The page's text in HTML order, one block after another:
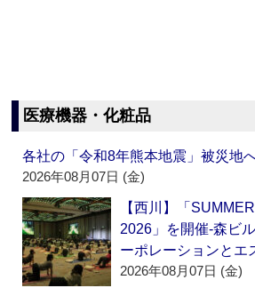
医療機器・化粧品
各社の「令和8年熊本地震」被災地
2026年08月07日 (金)
【西川】「
2026」を開催‐森ビ
ーポレーションとエ
2026年08月07日 (金)